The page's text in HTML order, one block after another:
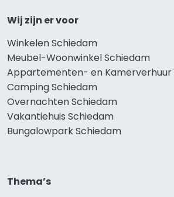
Wij zijn er voor
Winkelen Schiedam
Meubel-Woonwinkel Schiedam
Appartementen- en Kamerverhuur
Camping Schiedam
Overnachten Schiedam
Vakantiehuis Schiedam
Bungalowpark Schiedam
Thema’s